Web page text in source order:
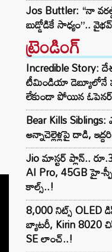
Jos Buttler: “నా
బుడ్డోడికే సాధ్యం”..
ట్రెండింగ్‌
Incredible Story:
టీమిండియా డెబ్యూలోనే
లేకుండా పోయిన
Bear Kills Siblings:
అన్నాచెల్లెళ్లపై దాడి,
Jio మాస్టర్ ప్లాన్..
AI Pro, 45GB హై-
కాల్స్..!
8,000 నిట్స్ OLED
బ్యాటరీ, Kirin 8020
SE లాంచ్..!